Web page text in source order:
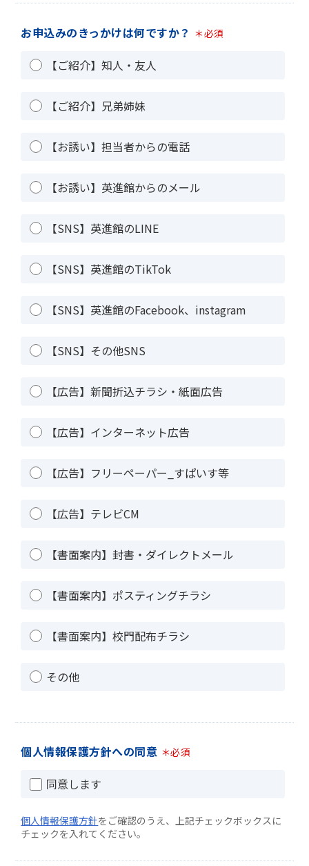
お申込みのきっかけは何ですか？ ＊必須
【ご紹介】知人・友人
【ご紹介】兄弟姉妹
【お誘い】担当者からの電話
【お誘い】英進館からのメール
【SNS】英進館のLINE
【SNS】英進館のTikTok
【SNS】英進館のFacebook、instagram
【SNS】その他SNS
【広告】新聞折込チラシ・紙面広告
【広告】インターネット広告
【広告】フリーペーパー_すぱいす等
【広告】テレビCM
【書面案内】封書・ダイレクトメール
【書面案内】ポスティングチラシ
【書面案内】校門配布チラシ
その他
個人情報保護方針への同意 ＊必須
同意します
個人情報保護方針をご確認のうえ、上記チェックボックスに
チェックを入れてください。